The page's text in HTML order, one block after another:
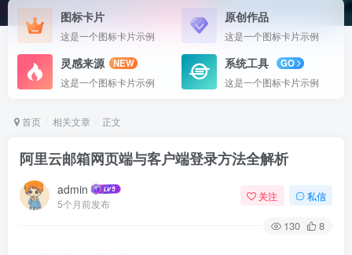
图标卡片
这是一个图标卡片示例
原创作品
这是一个图标卡片示例
灵感来源
NEW
这是一个图标卡片示例
系统工具
GO
这是一个图标卡片示例
首页 相关文章 正文
阿里云邮箱网页端与客户端登录方法全解析
admin
5个月前发布
关注 私信
130 8